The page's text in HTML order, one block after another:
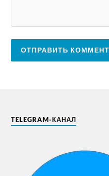
TELEGRAM-КАНАЛ